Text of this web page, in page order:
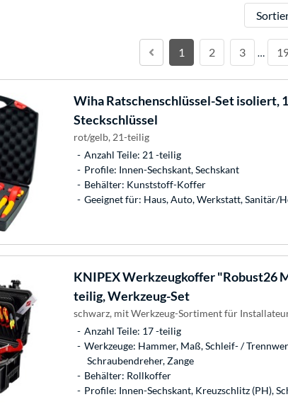
Sortieren
1 2 3 …
WihaRatschenschlüssel-Set isoliert,
Steckschlüssel
rot/gelb, 21-teilig
Anzahl Teile: 21 -teilig
Profile: Innen-Sechskant, Sechskant
Behälter: Kunststoff-Koffer
Geeignet für: Haus, Auto, Werkstatt, Sanitär/
KNIPEXWerkzeugkoffer "Robust26
teilig, Werkzeug-Set
schwarz, mit Werkzeug-Sortiment für
Anzahl Teile: 17 -teilig
Werkzeuge: Hammer, Maß, Schleif- /
Schraubendreher, Zange
Behälter: Rollkoffer
Profile: Innen-Sechskant, Kreuzschlitz (PH),